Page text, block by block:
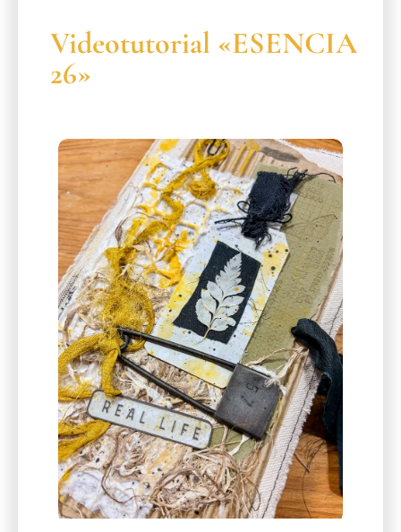
Videotutorial «ESENCIA
26»